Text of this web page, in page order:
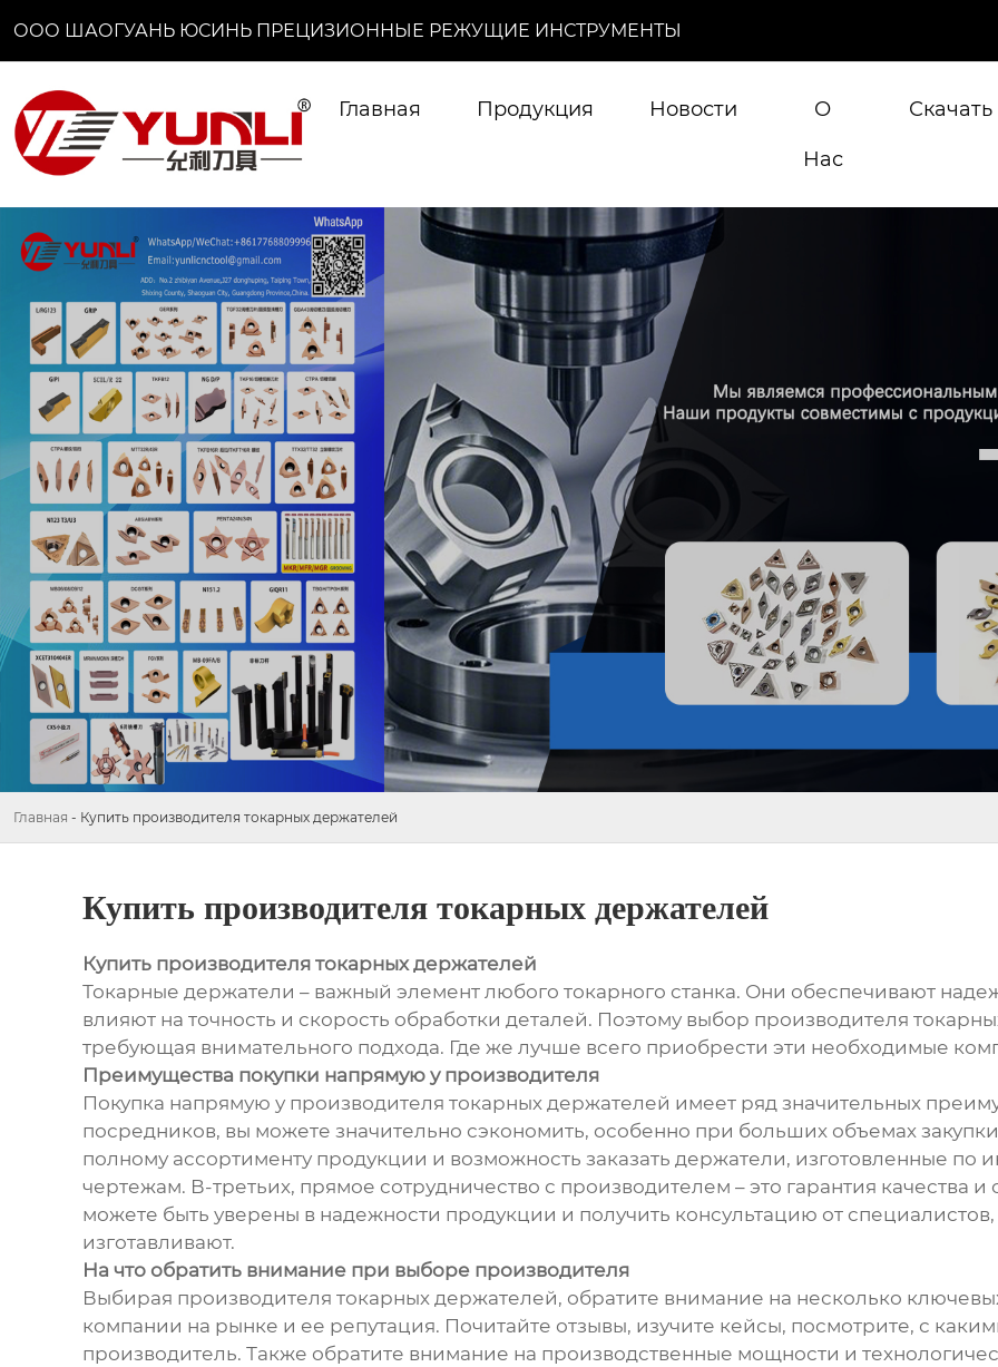
ООО ШАОГУАНЬ ЮСИНЬ ПРЕЦИЗИОННЫЕ РЕЖУЩИЕ ИНСТРУМЕНТЫ
Главная Продукция Новости О
Нас
Скачать
Главная - Купить производителя токарных держателей
Купить производителя токарных держателей
Купить производителя токарных держателей
Токарные держатели – важный элемент любого токарного станка. Они обеспечивают
влияют на точность и скорость обработки деталей. Поэтому выбор производителя
требующая внимательного подхода. Где же лучше всего приобрести эти необходимые
Преимущества покупки напрямую у производителя
Покупка напрямую у производителя токарных держателей имеет ряд значительных
посредников, вы можете значительно сэкономить, особенно при больших объемах
полному ассортименту продукции и возможность заказать держатели, изготовленные по
чертежам. В-третьих, прямое сотрудничество с производителем – это гарантия качества
можете быть уверены в надежности продукции и получить консультацию от
изготавливают.
На что обратить внимание при выборе производителя
Выбирая производителя токарных держателей, обратите внимание на несколько
компании на рынке и ее репутация. Почитайте отзывы, изучите кейсы, посмотрите, с
производитель. Также обратите внимание на производственные мощности и